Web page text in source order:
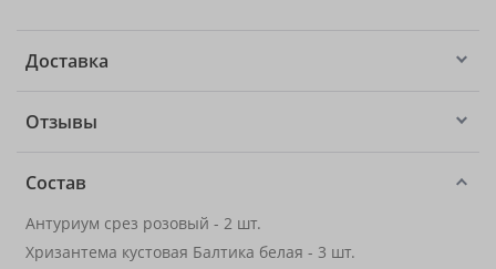
Доставка
Отзывы
Состав
Антуриум срез розовый - 2 шт.
Хризантема кустовая Балтика белая - 3 шт.